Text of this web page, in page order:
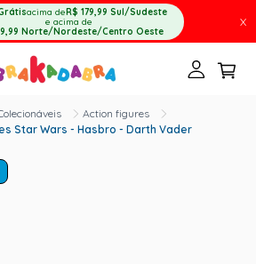
acima deR$ 179,99 Sul/Sudeste
e acima de
Norte/Nordeste/Centro Oeste
X
Action figures
Star Wars - Hasbro - Darth Vader